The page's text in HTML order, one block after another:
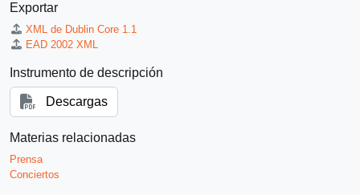
Exportar
XML de Dublin Core 1.1
EAD 2002 XML
Instrumento de descripción
Descargas
Materias relacionadas
Prensa
Conciertos